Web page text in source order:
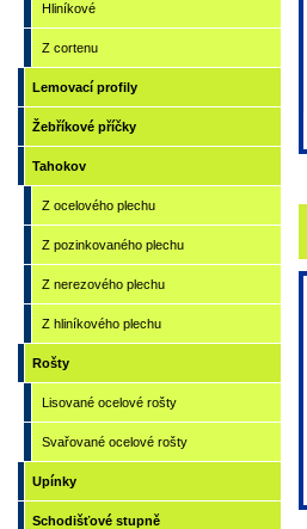
Hliníkové
Z cortenu
Lemovací profily
Žebříkové příčky
Tahokov
Z ocelového plechu
Z pozinkovaného plechu
Z nerezového plechu
Z hliníkového plechu
Rošty
Lisované ocelové rošty
Svařované ocelové rošty
Upínky
Schodišťové stupně